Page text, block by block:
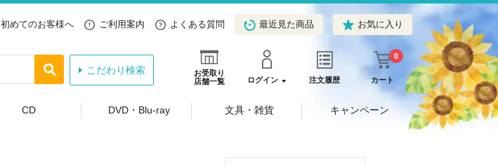
初めてのお客様へ ご利用案内 よくある質問 最近見た商品 お気に入り
お受取り
店舗一覧
ログイン 注文履歴 カート
0
こだわり検索
CD DVD・Blu-ray 文具・雑貨 キャンペーン